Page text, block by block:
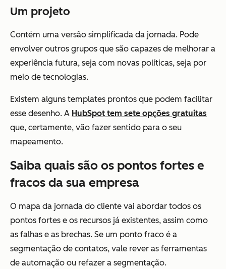
Um projeto
Contém uma versão simplificada da jornada. Pode
envolver outros grupos que são capazes de melhorar a
experiência futura, seja com novas políticas, seja por
meio de tecnologias.
Existem alguns templates prontos que podem facilitar
esse desenho. A HubSpot tem sete opções gratuitas
que, certamente, vão fazer sentido para o seu
mapeamento.
Saiba quais são os pontos fortes e
fracos da sua empresa
O mapa da jornada do cliente vai abordar todos os
pontos fortes e os recursos já existentes, assim como
as falhas e as brechas. Se um ponto fraco é a
segmentação de contatos, vale rever as ferramentas
de automação ou refazer a segmentação.